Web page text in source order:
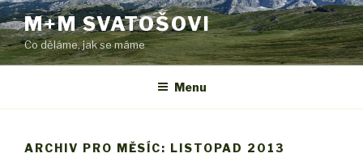
Přejít
k
obsahu
webu
M+M SVATOŠOVI
Co děláme, jak se máme
Menu
ARCHIV PRO MĚSÍC: LISTOPAD 2013